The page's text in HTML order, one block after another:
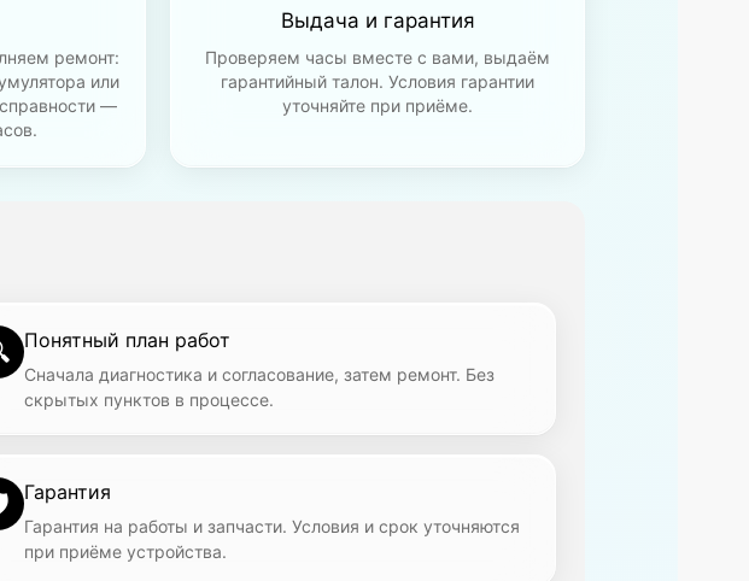
ремонт:
или
—
Выдача и гарантия
Проверяем часы вместе с вами, выдаём
гарантийный талон. Условия гарантии
уточняйте при приёме.
Понятный план работ
Сначала диагностика и согласование, затем ремонт. Без
скрытых пунктов в процессе.
Гарантия
Гарантия на работы и запчасти. Условия и срок уточняются
при приёме устройства.